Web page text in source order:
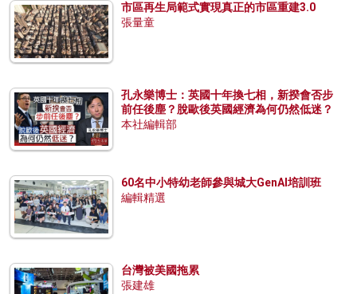
市區再生局範式實現真正的市區重建3.0
張量童
孔永樂博士：英國十年換七相，新揆會否步
前任後塵？脫歐後英國經濟為何仍然低迷？
本社編輯部
60名中小特幼老師參與城大GenAI培訓班
編輯精選
台灣被美國拖累
張建雄